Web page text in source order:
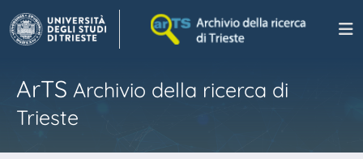
ArTS Archivio della ricerca di
Trieste